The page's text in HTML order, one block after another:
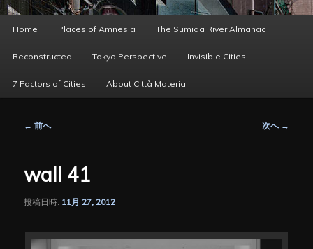
移
動
ー
Home Places of Amnesia The Sumida River Almanac
Reconstructed Tokyo Perspective Invisible Cities
7 Factors of Cities About Città Materia
ゲ
シ
ン
← 前へ 次へ →
wall 41
投稿日時: 11月 27, 2012